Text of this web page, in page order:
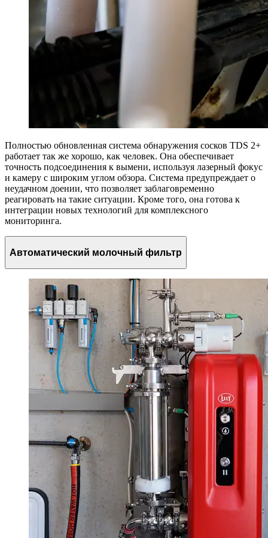
Полностью обновленная система обнаружения сосков TDS 2+
работает так же хорошо, как человек. Она обеспечивает
точность подсоединения к вымени, используя лазерный фокус
и камеру с широким углом обзора. Система предупреждает о
неудачном доении, что позволяет заблаговременно
реагировать на такие ситуации. Кроме того, она готова к
интеграции новых технологий для комплексного
мониторинга.
Автоматический молочный фильтр